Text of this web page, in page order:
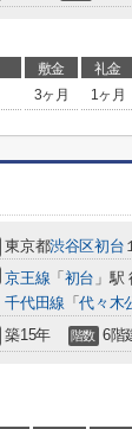
敷金 礼金
3ヶ月 1ヶ月
東京都渋谷区初台
京王線 「 初台 」駅
千代田線 「代々木
築15年 階数 6階